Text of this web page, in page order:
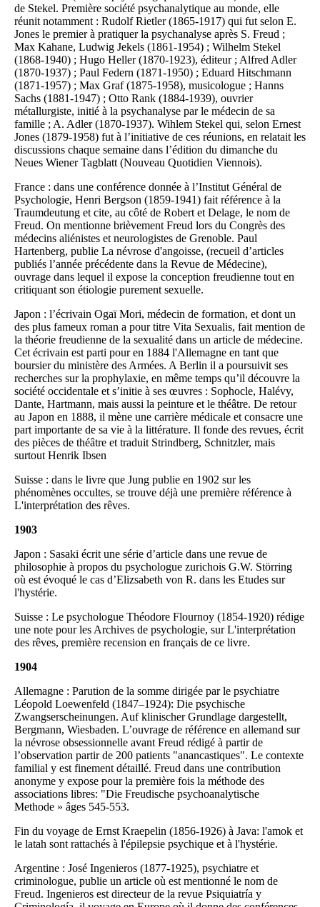
de Stekel. Première société psychanalytique au monde, elle
réunit notamment : Rudolf Rietler (1865-1917) qui fut selon E.
Jones le premier à pratiquer la psychanalyse après S. Freud ;
Max Kahane, Ludwig Jekels (1861-1954) ; Wilhelm Stekel
(1868-1940) ; Hugo Heller (1870-1923), éditeur ; Alfred Adler
(1870-1937) ; Paul Federn (1871-1950) ; Eduard Hitschmann
(1871-1957) ; Max Graf (1875-1958), musicologue ; Hanns
Sachs (1881-1947) ; Otto Rank (1884-1939), ouvrier
métallurgiste, initié à la psychanalyse par le médecin de sa
famille ; A. Adler (1870-1937). Wihlem Stekel qui, selon Ernest
Jones (1879-1958) fut à l’initiative de ces réunions, en relatait les
discussions chaque semaine dans l’édition du dimanche du
Neues Wiener Tagblatt (Nouveau Quotidien Viennois).
France : dans une conférence donnée à l’Institut Général de
Psychologie, Henri Bergson (1859-1941) fait référence à la
Traumdeutung et cite, au côté de Robert et Delage, le nom de
Freud. On mentionne brièvement Freud lors du Congrès des
médecins aliénistes et neurologistes de Grenoble. Paul
Hartenberg, publie La névrose d'angoisse, (recueil d’articles
publiés l’année précédente dans la Revue de Médecine),
ouvrage dans lequel il expose la conception freudienne tout en
critiquant son étiologie purement sexuelle.
Japon : l’écrivain Ogaï Mori, médecin de formation, et dont un
des plus fameux roman a pour titre Vita Sexualis, fait mention de
la théorie freudienne de la sexualité dans un article de médecine.
Cet écrivain est parti pour en 1884 l'Allemagne en tant que
boursier du ministère des Armées. A Berlin il a poursuivit ses
recherches sur la prophylaxie, en même temps qu’il découvre la
société occidentale et s’initie à ses œuvres : Sophocle, Halévy,
Dante, Hartmann, mais aussi la peinture et le théâtre. De retour
au Japon en 1888, il mène une carrière médicale et consacre une
part importante de sa vie à la littérature. Il fonde des revues, écrit
des pièces de théâtre et traduit Strindberg, Schnitzler, mais
surtout Henrik Ibsen
Suisse : dans le livre que Jung publie en 1902 sur les
phénomènes occultes, se trouve déjà une première référence à
L'interprétation des rêves.
1903
Japon : Sasaki écrit une série d’article dans une revue de
philosophie à propos du psychologue zurichois G.W. Störring
où est évoqué le cas d’Elizsabeth von R. dans les Etudes sur
l'hystérie.
Suisse : Le psychologue Théodore Flournoy (1854-1920) rédige
une note pour les Archives de psychologie, sur L'interprétation
des rêves, première recension en français de ce livre.
1904
Allemagne : Parution de la somme dirigée par le psychiatre
Léopold Loewenfeld (1847–1924): Die psychische
Zwangserscheinungen. Auf klinischer Grundlage dargestellt,
Bergmann, Wiesbaden. L’ouvrage de référence en allemand sur
la névrose obsessionnelle avant Freud rédigé à partir de
l’observation partir de 200 patients "anancastiques". Le contexte
familial y est finement détaillé. Freud dans une contribution
anonyme y expose pour la première fois la méthode des
associations libres: "Die Freudische psychoanalytische
Methode » âges 545-553.
Fin du voyage de Ernst Kraepelin (1856-1926) à Java: l'amok et
le latah sont rattachés à l'épilepsie psychique et à l'hystérie.
Argentine : José Ingenieros (1877-1925), psychiatre et
criminologue, publie un article où est mentionné le nom de
Freud. Ingenieros est directeur de la revue Psiquiatría y